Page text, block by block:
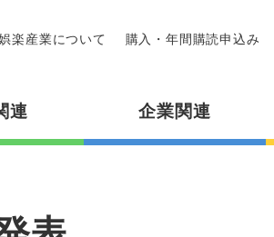
楽産業について 購入・年間購読申込み
連 企業関連